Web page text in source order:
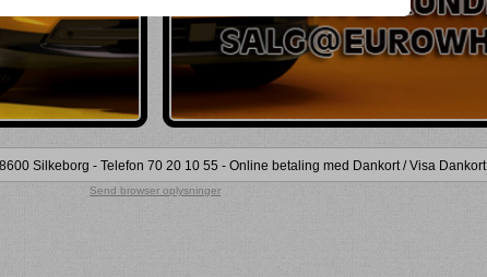
Silkeborg - Telefon 70 20 10 55 - Online betaling med Dankort / Visa Dankort
Send browser oplysninger